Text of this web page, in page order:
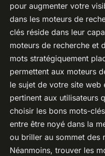
pour augmenter votre
dans les moteurs de
clés réside dans leur
moteurs de recherche et
mots stratégiquement
permettent aux moteurs
le sujet de votre site
pertinent aux utilisateurs
choisir les bons mots-
entre être noyé dans la
ou briller au sommet des
Néanmoins, trouver les